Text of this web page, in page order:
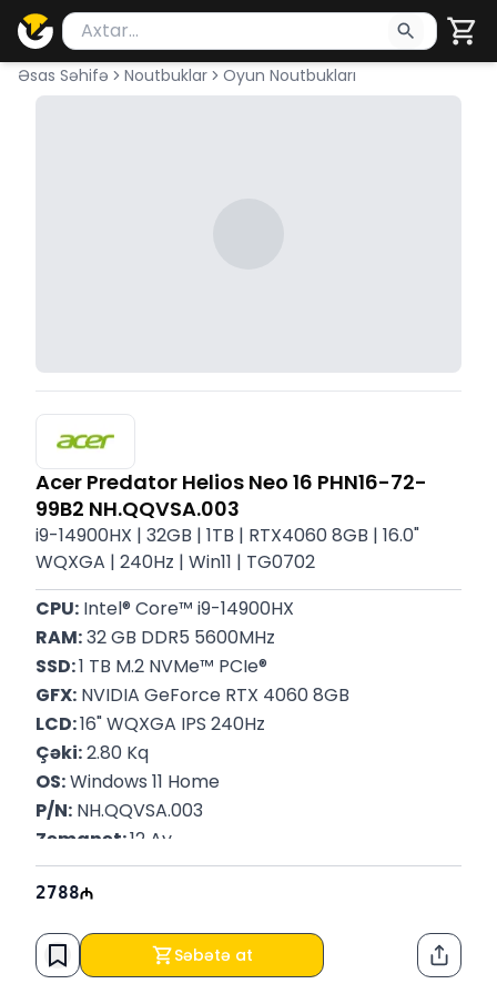
Məhsul axtar
Axtarış üçün ən azı 2 simvol yazın. Göndərmək
Əsas Səhifə Noutbuklar Oyun Noutbukları
Acer Predator Helios Neo 16 PHN16-72-
99B2 NH.QQVSA.003
i9-14900HX | 32GB | 1TB | RTX4060 8GB | 16.0"
WQXGA | 240Hz | Win11 | TG0702
CPU: Intel® Core™ i9-14900HX
RAM: 32 GB DDR5 5600MHz
SSD: 1 TB M.2 NVMe™ PCIe®
GFX: NVIDIA GeForce RTX 4060 8GB
LCD: 16" WQXGA IPS 240Hz
Çəki: 2.80 Kq
OS: Windows 11 Home
P/N: NH.QQVSA.003
Zəmanət: 12 Ay
2788
Səbətə at